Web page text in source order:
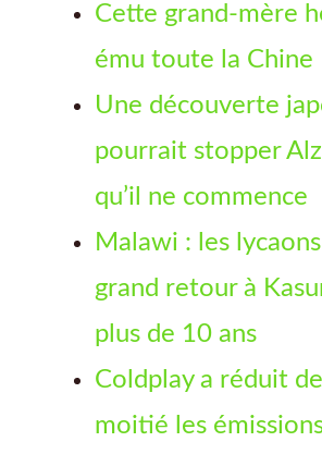
Cette grand-mère
ému toute la Chine
Une découverte
pourrait stopper
qu’il ne commence
Malawi : les
grand retour à
plus de 10 ans
Coldplay a réduit
moitié les